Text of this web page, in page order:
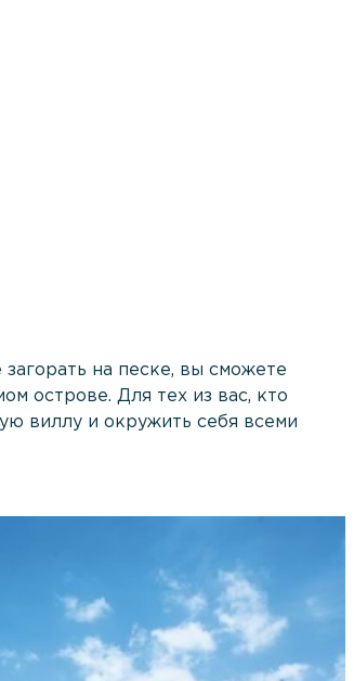
на песке, вы сможете
острове. Для тех из вас, кто
виллу и окружить себя всеми